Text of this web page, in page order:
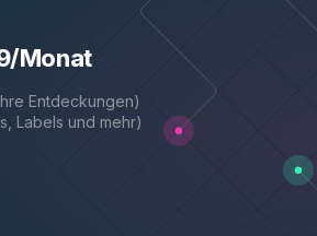
Monat
Entdeckungen)
Labels und mehr)